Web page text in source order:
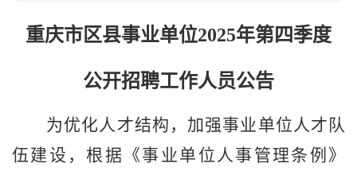
重庆市区县事业单位2025年第四季度
公开招聘工作人员公告
为优化人才结构， 加强事业单位人才 队
伍建设，根据《事业单位人事管理条例》